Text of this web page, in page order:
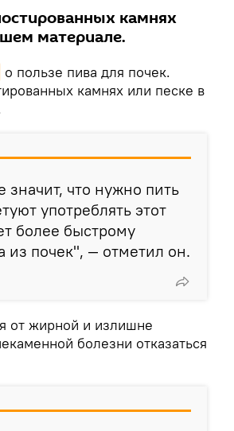
камнях
материале.
о пользе пива для почек.
камнях или песке в
что нужно пить
употреблять этот
более быстрому
почек", — отметил он.
от жирной и излишне
болезни отказаться